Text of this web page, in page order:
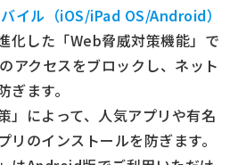
イル（iOS/iPad OS/Android）
化した「Web脅威対策機能」で
アクセスをブロックし、ネット
ます。
」によって、人気アプリや有名
リのインストールを防ぎます。